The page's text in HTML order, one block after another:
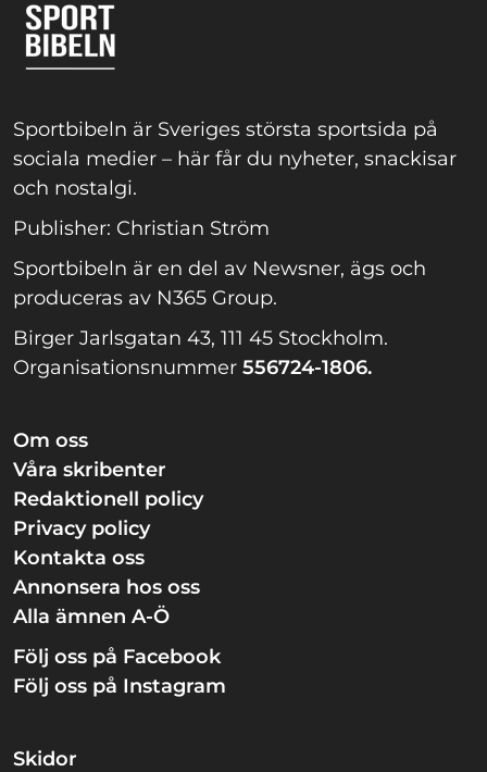
Sportbibeln är Sveriges största sportsida på
sociala medier – här får du nyheter, snackisar
och nostalgi.
Publisher: Christian Ström
Sportbibeln är en del av Newsner, ägs och
produceras av N365 Group.
Birger Jarlsgatan 43, 111 45 Stockholm.
Organisationsnummer 556724-1806.
Om oss
Våra skribenter
Redaktionell policy
Privacy policy
Kontakta oss
Annonsera hos oss
Alla ämnen A-Ö
Följ oss på Facebook
Följ oss på Instagram
Skidor